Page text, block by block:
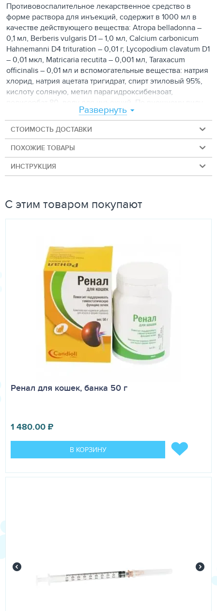
Противовоспалительное лекарственное средство в
форме раствора для инъекций, содержит в 1000 мл в
качестве действующего вещества: Atropa belladonna –
0,1 мл, Berberis vulgaris D1 – 1,0 мл, Calcium carbonicum
Hahnemanni D4 trituration – 0,01 г, Lycopodium clavatum D1
– 0,01 мкл, Matricaria recutita – 0,001 мл, Taraxacum
officinalis – 0,01 мл и вспомогательные вещества: натрия
хлорид, натрия ацетата тригидрат, спирт этиловый 95%,
кислоту соляную, метил парагидроксибензоат,
полисорбат 80, воду для инъекций. По внешнему виду
препарат представляет собой бесцветную прозрачную
жидкость. Выпускают Панкреалекс стерильно
расфасованным по 10 мл в стеклянные флаконы,
укупоренные резиновыми пробками и обкатанные
алюминиевыми колпачками. Флаконы упаковываются в
картонные коробки вместе с инструкцией по
применению.
Панкреалекс – комбинированный препарат для лечения
заболеваний поджелудочной железы. Препарат
провоспалительных факторов, оказывают
цитопротекторное действие и способствуют сохранению
структуры поджелудочной железы, регулируют
экзокринную функцию поджелудочной железы,
метаболизм глюкозы и триглицеридов.
Панкреалекс оказывает противовоспалительное и
протекторное действие на ткань поджелудочной
железы, способствует сохранению ацинарных клеток,
регулирует экзокринную функцию поджелудочной
железы, при панкреатите препятствует развитию
гипергликемии, обладает противорвотным действием.
препарат относится к веществам малоопасным (4 класс
опасности по ГОСТ 12.1.007-76), не обладает местно-
комплексной терапии при остром и хроническом
панкреатите, триадите, в том числе для устранения
восстановления экзокринной функции поджелудочной
день в течение 5-7 дней, затем 3-4 инъекции 1 раз в 1-3
дня;
Развернуть
СТОИМОСТЬ ДОСТАВКИ
ПОХОЖИЕ ТОВАРЫ
ИНСТРУКЦИЯ
С этим товаром покупают
Ренал для кошек, банка 50 г
1 480.00₽
В КОРЗИНУ